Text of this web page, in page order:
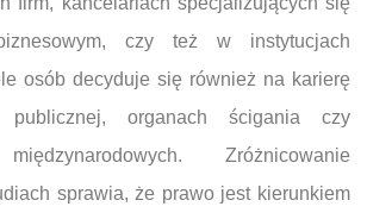
czy też w instytucjach
osób decyduje się również na karierę
publicznej, organach ścigania czy
Zróżnicowanie
sprawia, że prawo jest kierunkiem